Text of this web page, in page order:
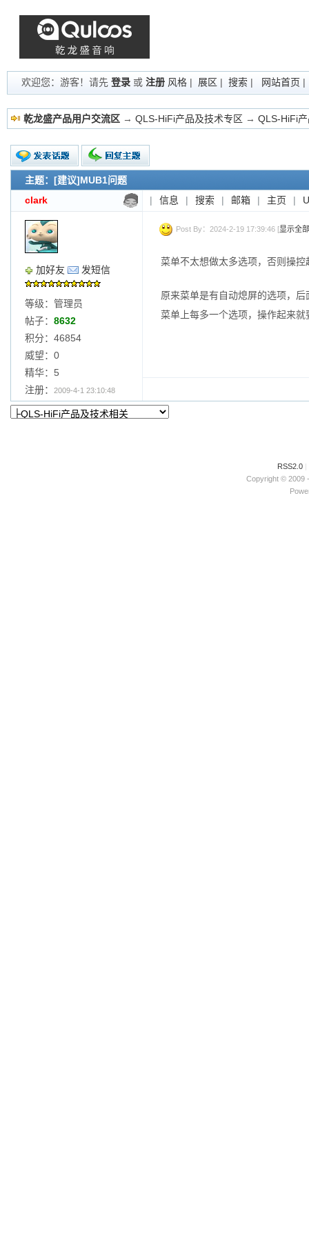
欢迎您：游客！请先 登录 或 注册 风格 | 展区 | 搜索 | 网站首页
乾龙盛产品用户交流区 → QLS-HiFi产品及技术专区 → QLS-HiFi
新的主题
投票帖
交易帖
小字报
主题：[建议]MUB1问题
clark
| 信息 | 搜索 | 邮箱 | 主页 |
加好友 发短信
等级：管理员
帖子： 8632
积分：46854
威望：0
精华：5
注册：
2009-4-1 23:10:48
Post By：2024-2-19 17:39:46 [显示全
菜单不太想做太多选项，否则操控
原来菜单是有自动熄屏的选项，
菜单上每多一个选项，操作起来就
RSS2.0 |
Copyright © 2009